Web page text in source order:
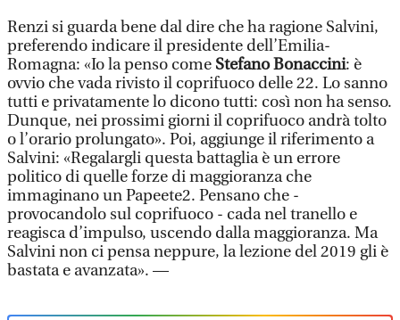
Renzi si guarda bene dal dire che ha ragione Salvini,
preferendo indicare il presidente dell’Emilia-
Romagna: «Io la penso come Stefano Bonaccini: è
ovvio che vada rivisto il coprifuoco delle 22. Lo sanno
tutti e privatamente lo dicono tutti: così non ha senso.
Dunque, nei prossimi giorni il coprifuoco andrà tolto
o l’orario prolungato». Poi, aggiunge il riferimento a
Salvini: «Regalargli questa battaglia è un errore
politico di quelle forze di maggioranza che
immaginano un Papeete2. Pensano che -
provocandolo sul coprifuoco - cada nel tranello e
reagisca d’impulso, uscendo dalla maggioranza. Ma
Salvini non ci pensa neppure, la lezione del 2019 gli è
bastata e avanzata». —